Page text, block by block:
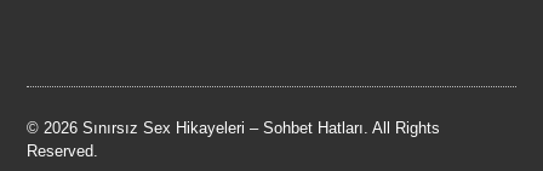
© 2026 Sınırsız Sex Hikayeleri – Sohbet Hatları. All Rights
Reserved.